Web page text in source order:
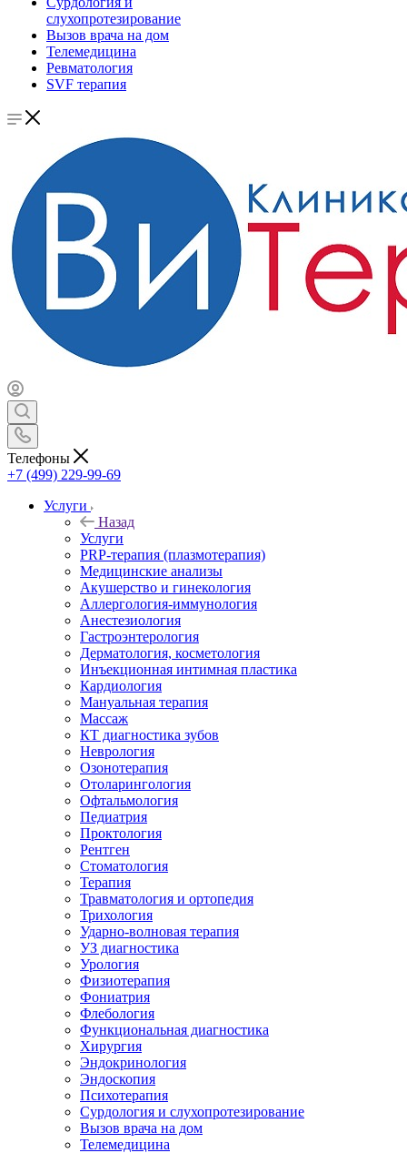
слухопротезирование
Вызов врача на дом
Телемедицина
Ревматология
SVF терапия
Телефоны
+7 (499) 229-99-69
Услуги
Назад
Услуги
PRP-терапия (плазмотерапия)
Медицинские анализы
Акушерство и гинекология
Аллергология-иммунология
Анестезиология
Гастроэнтерология
Дерматология, косметология
Инъекционная интимная пластика
Кардиология
Мануальная терапия
Массаж
КТ диагностика зубов
Неврология
Озонотерапия
Отоларингология
Офтальмология
Педиатрия
Проктология
Рентген
Стоматология
Терапия
Травматология и ортопедия
Трихология
Ударно-волновая терапия
УЗ диагностика
Урология
Физиотерапия
Фониатрия
Флебология
Функциональная диагностика
Хирургия
Эндокринология
Эндоскопия
Психотерапия
Сурдология и слухопротезирование
Вызов врача на дом
Телемедицина